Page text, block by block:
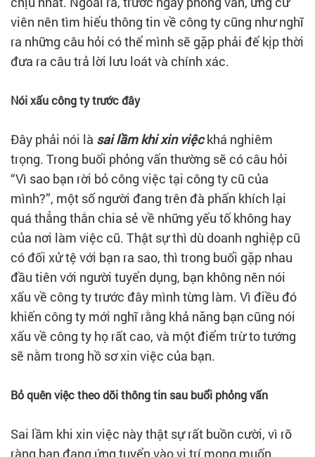
viên nên tìm hiểu thông tin về công ty cũng như nghĩ
ra những câu hỏi có thể mình sẽ gặp phải để kịp thời
đưa ra câu trả lời lưu loát và chính xác.
Nói xấu công ty trước đây
Đây phải nói là sai lầm khi xin việckhá nghiêm
trọng. Trong buổi phỏng vấn thường sẽ có câu hỏi
“Vì sao bạn rời bỏ công việc tại công ty cũ của
mình?”, một số người đang trên đà phấn khích lại
quá thẳng thắn chia sẻ về những yếu tố không hay
của nơi làm việc cũ. Thật sự thì dù doanh nghiệp cũ
có đối xử tệ với bạn ra sao, thì trong buổi gặp nhau
đầu tiên với người tuyển dụng, bạn không nên nói
xấu về công ty trước đây mình từng làm. Vì điều đó
khiến công ty mới nghĩ rằng khả năng bạn cũng nói
xấu về công ty họ rất cao, và một điểm trừ to tướng
sẽ nằm trong hồ sơ xin việc của bạn.
Bỏ quên việc theo dõi thông tin sau buổi phỏng vấn
Sai lầm khi xin việc này thật sự rất buồn cười, vì rõ